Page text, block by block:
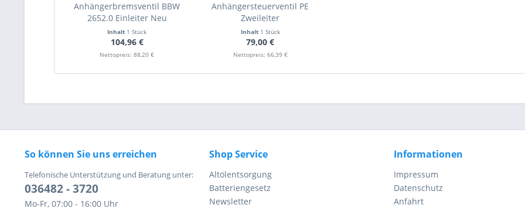
Anhängerbremsventil BBW
2652.0 Einleiter Neu
Inhalt 1 Stück
104,96 €
Nettopreis: 88,20 €
Anhängersteuerventil PE
Zweileiter
Inhalt 1 Stück
79,00 €
Nettopreis: 66,39 €
So können Sie uns erreichen
Telefonische Unterstützung und Beratung unter:
036482 - 3720
Mo-Fr, 07:00 - 16:00 Uhr
Shop Service
Altölentsorgung
Batteriengesetz
Newsletter
Informationen
Impressum
Datenschutz
Anfahrt